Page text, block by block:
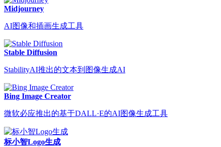
Midjourney
AI图像和插画生成工具
Stable Diffusion
StabilityAI推出的文本到图像生成AI
Bing Image Creator
微软必应推出的基于DALL·E的AI图像生成工具
标小智Logo生成